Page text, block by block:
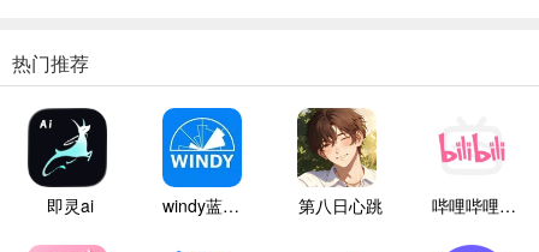
热门推荐
即灵ai windy蓝色气象 第八日心跳 哔哩哔哩白色版